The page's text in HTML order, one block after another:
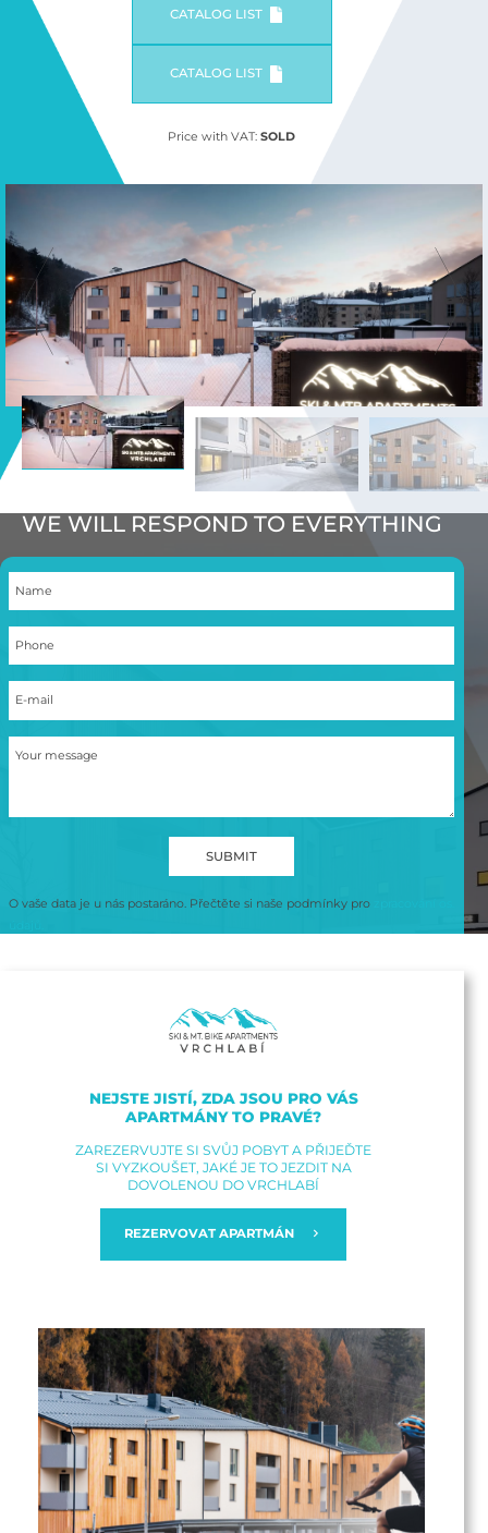
CATALOG LIST
CATALOG LIST
Price with VAT:SOLD
WE WILL RESPOND TO EVERYTHING
Name
Phone
E-mail
Your message
O vaše data je u nás postaráno. Přečtěte si naše podmínky pro
NEJSTE JISTÍ, ZDA JSOU PRO VÁS
APARTMÁNY TO PRAVÉ?
ZAREZERVUJTE SI SVŮJ POBYT A PŘIJEĎTE
SI VYZKOUŠET, JAKÉ JE TO JEZDIT NA
DOVOLENOU DO VRCHLABÍ
REZERVOVAT APARTMÁN